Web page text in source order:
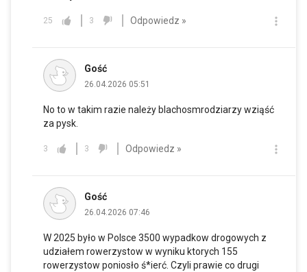
25 3 Odpowiedz »
Gość
26.04.2026 05:51
No to w takim razie należy blachosmrodziarzy wziąść
za pysk.
3 3 Odpowiedz »
Gość
26.04.2026 07:46
W 2025 było w Polsce 3500 wypadkow drogowych z
udziałem rowerzystow w wyniku ktorych 155
rowerzystow poniosło ś*ierć. Czyli prawie co drugi